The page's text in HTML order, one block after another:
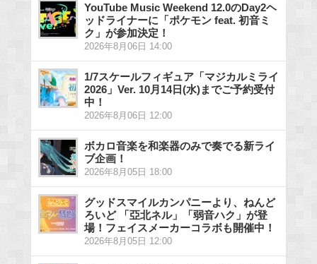
YouTube Music Weekend 12.0のDay2ヘ
ッドライナーに「ポケモン feat. 初音ミ
ク」が参加決定！
2026年8月06日 14:00
1/7スケールフィギュア「マジカルミライ
2026」Ver. 10月14日(水)までご予約受付
中！
2026年8月06日 12:00
ボカロ音楽を和楽器のみで奏でる新ライ
ブ企画！
2026年8月05日 18:00
グッドスマイルカンパニーより、ねんど
ろいど 「亞北ネル」「弱音ハク」が登
場！フェイスメーカーコラボも開催中！
2026年8月05日 12:00